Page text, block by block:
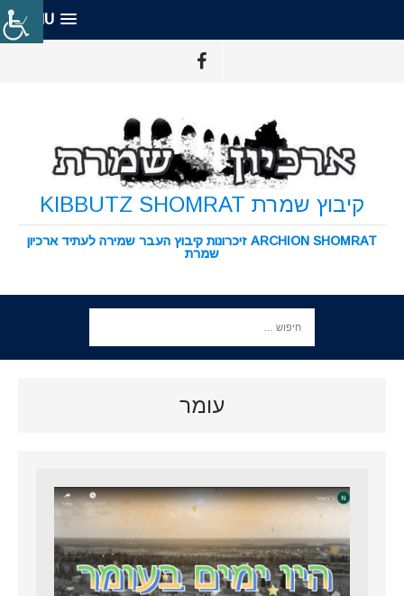
MENU
קיבוץ שמרת KIBBUTZ SHOMRAT
ARCHION SHOMRAT זיכרונות קיבוץ העבר שמירה לעתיד ארכיון
שמרת
עומר